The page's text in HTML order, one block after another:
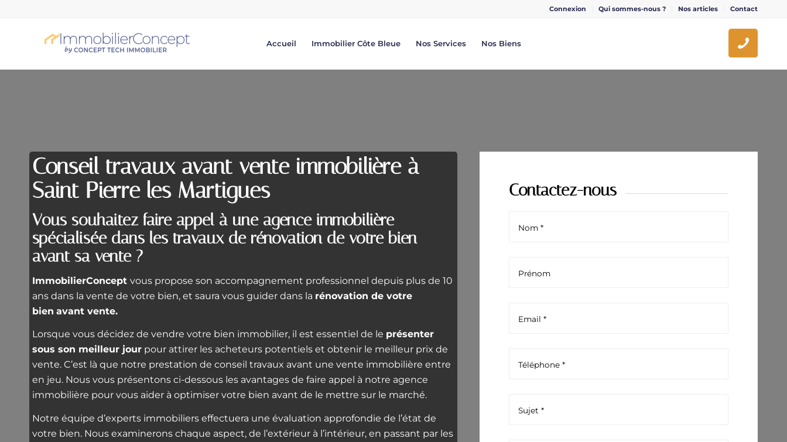
Connexion Qui sommes-nous ? Nos articles Contact
Accueil Immobilier Côte Bleue Nos Services Nos Biens
Conseil travaux avant vente immobilière à
Saint Pierre les Martigues
Vous souhaitez faire appel à une agence immobilière
spécialisée dans les travaux de rénovation de votre bien
avant sa vente ?
ImmobilierConcept vous propose son accompagnement professionnel depuis plus de 10
ans dans la vente de votre bien, et saura vous guider dans la rénovation de votre
bien avant vente.
Lorsque vous décidez de vendre votre bien immobilier, il est essentiel de le présenter
sous son meilleur jour pour attirer les acheteurs potentiels et obtenir le meilleur prix de
vente. C’est là que notre prestation de conseil travaux avant une vente immobilière entre
en jeu. Nous vous présentons ci-dessous les avantages de faire appel à notre agence
immobilière pour vous aider à optimiser votre bien avant de le mettre sur le marché.
Notre équipe d’experts immobiliers effectuera une évaluation approfondie de l’état de
votre bien. Nous examinerons chaque aspect, de l’extérieur à l’intérieur, en passant par les
Contactez-nous